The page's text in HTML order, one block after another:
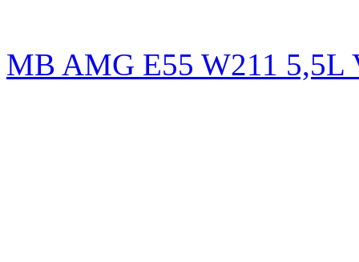
MB AMG E55 W211 5,5L